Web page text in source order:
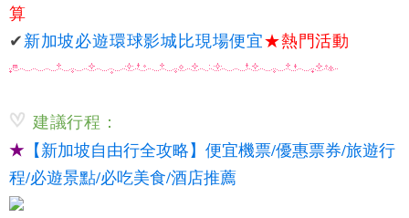
算
✔新加坡必遊環球影城比現場便宜★熱門活動
建議行程：
★ 【新加坡自由行全攻略】便宜機票/優惠票券/旅遊行
程/必遊景點/必吃美食/酒店推薦